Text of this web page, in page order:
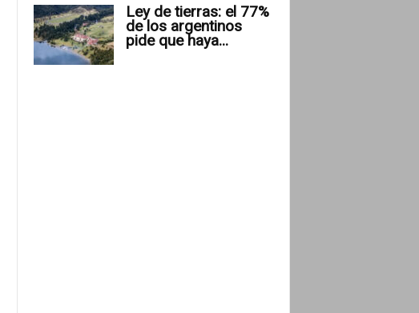
Ley de tierras: el 77%
de los argentinos
pide que haya...